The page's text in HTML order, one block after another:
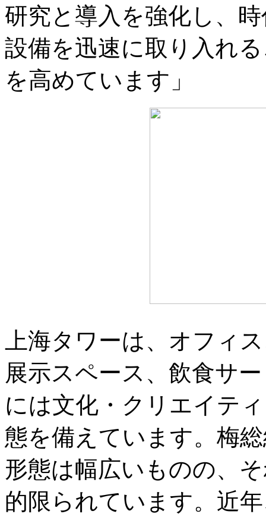
研究と導入を強化し、
設備を迅速に取り入れ
を高めています」
上海タワーは、オフィ
展示スペース、飲食サ
には文化・クリエイテ
態を備えています。梅
形態は幅広いものの、
的限られています。近